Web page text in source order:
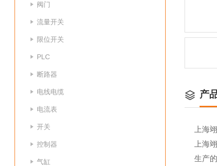
阀门
流量开关
限位开关
PLC
断路器
电线电缆
电流表
开关
控制器
气缸
产
上海
上海
生产